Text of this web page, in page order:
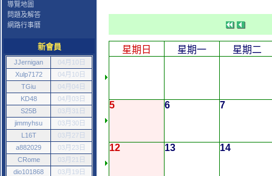
導覽地圖
問題及解答
網路行事曆
新會員
JJernigan
04月10日
Xulp7172
04月10日
TGiu
04月04日
KD48
04月03日
S25B
03月31日
jimmyhsu
03月30日
L16T
03月27日
a882029
03月23日
CRome
03月21日
dio101868
03月19日
星期日 星期一 星期二
5 6 7
12 13 14